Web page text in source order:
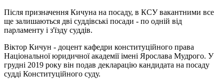
Після призначення Кичуна на посаду, в КСУ вакантними все
ще залишаються дві суддівські посади - по одній від
парламенту і з'їзду суддів.
Віктор Кичун - доцент кафедри конституційного права
Національної юридичної академії імені Ярослава Мудрого. У
грудні 2019 року він подав декларацію кандидата на посаду
судді Конституційного суду.